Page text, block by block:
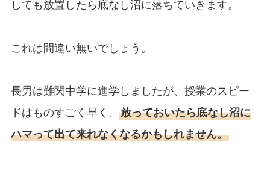
しても放置したら底なし沼に落ちていきます。
これは間違い無いでしょう。
長男は難関中学に進学しましたが、授業のスピー
ドはものすごく早く、 放っておいたら底なし沼に
ハマって出て来れなくなるかもしれません。